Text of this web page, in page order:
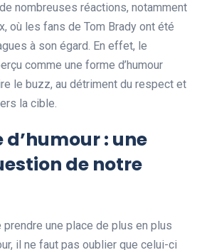
nombreuses réactions, notamment
où les fans de Tom Brady ont été
à son égard. En effet, le
comme une forme d’humour
le buzz, au détriment du respect et
la cible.
: une
de notre
une place de plus en plus
il ne faut pas oublier que celui-ci